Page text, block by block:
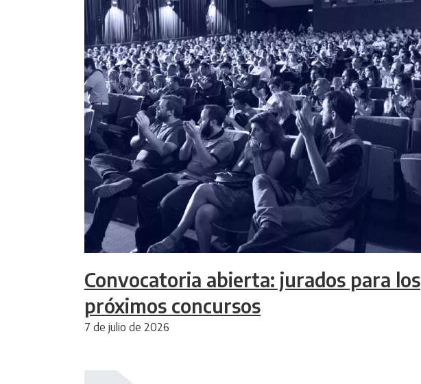
Convocatoria abierta: jurados para los
próximos concursos
7 de julio de 2026